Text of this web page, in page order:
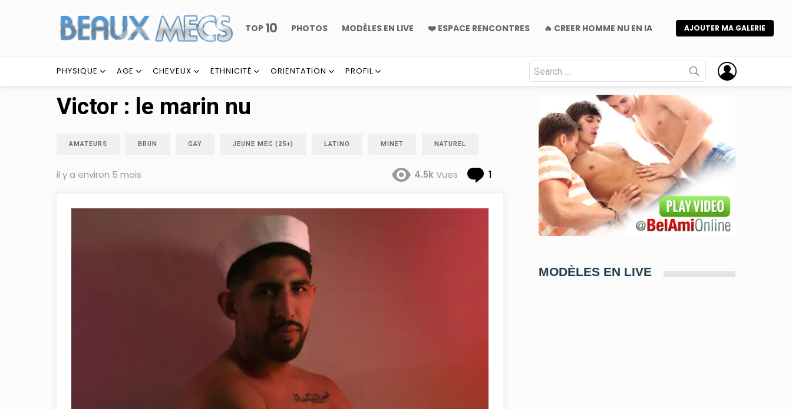
TOP 10 PHOTOS MODÈLES EN LIVE ❤️ ESPACE RENCONTRES 🔥 CREER HOMME NU EN IA AJOUTER MA GALERIE
PHYSIQUE AGE CHEVEUX ETHNICITÉ ORIENTATION PROFIL
Search
for:
Victor : le marin nu
AMATEURS BRUN GAY JEUNE MEC (25+) LATINO MINET NATUREL
il y a environ 5 mois 4.5kVues 1 Comment
MODÈLES EN LIVE